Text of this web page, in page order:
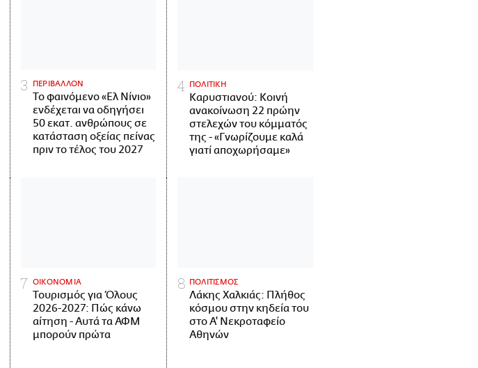
ΠΕΡΙΒΑΛΛΟΝ
Το φαινόμενο «Ελ Νίνιο»
ενδέχεται να οδηγήσει
50 εκατ. ανθρώπους σε
κατάσταση οξείας πείνας
πριν το τέλος του 2027
ΠΟΛΙΤΙΚΗ
Καρυστιανού: Κοινή
ανακοίνωση 22 πρώην
στελεχών του κόμματός
της - «Γνωρίζουμε καλά
γιατί αποχωρήσαμε»
ΟΙΚΟΝΟΜΙΑ
Τουρισμός για Όλους
2026-2027: Πώς κάνω
αίτηση - Αυτά τα ΑΦΜ
μπορούν πρώτα
ΠΟΛΙΤΙΣΜΟΣ
Λάκης Χαλκιάς: Πλήθος
κόσμου στην κηδεία του
στο Α' Νεκροταφείο
Αθηνών